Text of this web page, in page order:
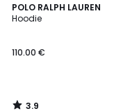
POLO RALPH LAUREN
Hoodie
110.00 €
3.9
/ 5
3.9